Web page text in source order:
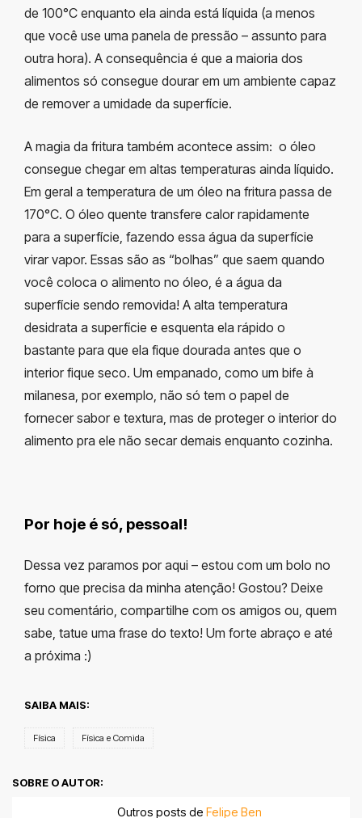
de 100°C enquanto ela ainda está líquida (a menos
que você use uma panela de pressão – assunto para
outra hora). A consequência é que a maioria dos
alimentos só consegue dourar em um ambiente capaz
de remover a umidade da superfície.
A magia da fritura também acontece assim: o óleo
consegue chegar em altas temperaturas ainda líquido.
Em geral a temperatura de um óleo na fritura passa de
170°C. O óleo quente transfere calor rapidamente
para a superfície, fazendo essa água da superfície
virar vapor. Essas são as “bolhas” que saem quando
você coloca o alimento no óleo, é a água da
superfície sendo removida! A alta temperatura
desidrata a superfície e esquenta ela rápido o
bastante para que ela fique dourada antes que o
interior fique seco. Um empanado, como um bife à
milanesa, por exemplo, não só tem o papel de
fornecer sabor e textura, mas de proteger o interior do
alimento pra ele não secar demais enquanto cozinha.
Por hoje é só, pessoal!
Dessa vez paramos por aqui – estou com um bolo no
forno que precisa da minha atenção! Gostou? Deixe
seu comentário, compartilhe com os amigos ou, quem
sabe, tatue uma frase do texto! Um forte abraço e até
a próxima :)
SAIBA MAIS:
Física Física e Comida
SOBRE O AUTOR:
Outros posts de Felipe Ben